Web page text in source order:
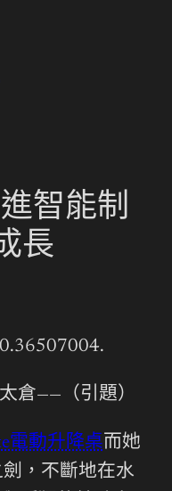
智能制
長
倉——（引題）
電動升降桌而她
，不斷地在水